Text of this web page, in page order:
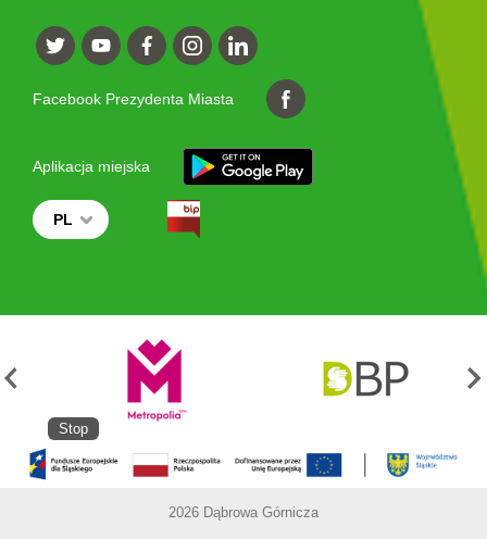
Facebook Prezydenta Miasta
Aplikacja miejska
PL
Stop
2026 Dąbrowa Górnicza